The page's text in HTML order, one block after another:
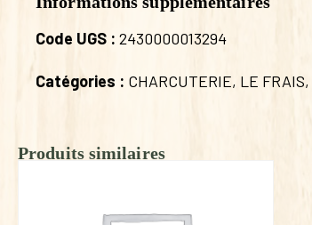
Code UGS : 2430000013294
Catégories : CHARCUTERIE, LE FRAIS,
Produits similaires